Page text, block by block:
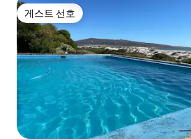
게스트 선호
게스트 선호